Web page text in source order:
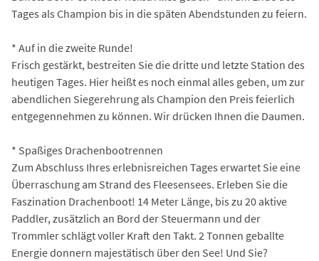
Tages als Champion bis in die späten Abendstunden zu feiern.
* Auf in die zweite Runde!
Frisch gestärkt, bestreiten Sie die dritte und letzte Station des
heutigen Tages. Hier heißt es noch einmal alles geben, um zur
abendlichen Siegerehrung als Champion den Preis feierlich
entgegennehmen zu können. Wir drücken Ihnen die Daumen.
* Spaßiges Drachenbootrennen
Zum Abschluss Ihres erlebnisreichen Tages erwartet Sie eine
Überraschung am Strand des Fleesensees. Erleben Sie die
Faszination Drachenboot! 14 Meter Länge, bis zu 20 aktive
Paddler, zusätzlich an Bord der Steuermann und der
Trommler schlägt voller Kraft den Takt. 2 Tonnen geballte
Energie donnern majestätisch über den See! Und Sie?